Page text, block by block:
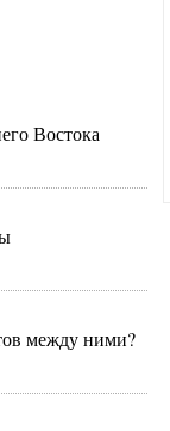
Востока
между ними?